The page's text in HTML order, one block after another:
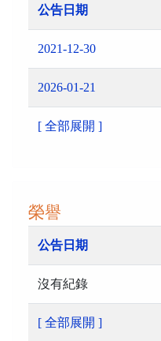
公告日期
2021-12-30
2026-01-21
[ 全部展開 ]
榮譽
公告日期
沒有紀錄
[ 全部展開 ]